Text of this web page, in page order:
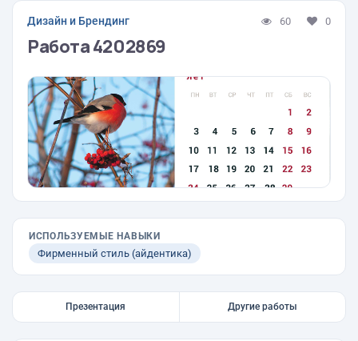
Дизайн и Брендинг 60 0
Работа 4202869
ИСПОЛЬЗУЕМЫЕ НАВЫКИ
Фирменный стиль (айдентика)
Презентация Другие работы